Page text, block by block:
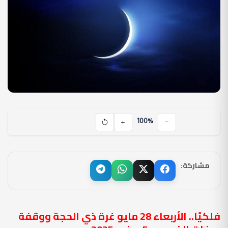
100%
مشاركة:
فلكيًا.. الأربعاء 28 مايو غرة ذي الحجة ووقفة